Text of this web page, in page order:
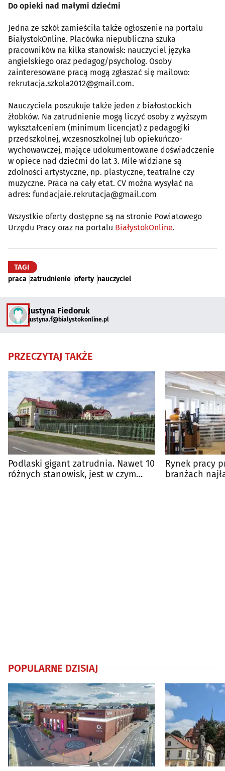
Do opieki nad małymi dziećmi
Jedna ze szkół zamieściła także ogłoszenie na portalu
BiałystokOnline. Placówka niepubliczna szuka
pracowników na kilka stanowisk: nauczyciel języka
angielskiego oraz pedagog/psycholog. Osoby
zainteresowane pracą mogą zgłaszać się mailowo:
rekrutacja.szkola2012@gmail.com.
Nauczyciela poszukuje także jeden z białostockich
żłobków. Na zatrudnienie mogą liczyć osoby z wyższym
wykształceniem (minimum licencjat) z pedagogiki
przedszkolnej, wczesnoszkolnej lub opiekuńczo-
wychowawczej, mające udokumentowane doświadczenie
w opiece nad dziećmi do lat 3. Mile widziane są
zdolności artystyczne, np. plastyczne, teatralne czy
muzyczne. Praca na cały etat. CV można wysyłać na
adres: fundacjaie.rekrutacja@gmail.com
Wszystkie oferty dostępne są na stronie Powiatowego
Urzędu Pracy oraz na portalu BiałystokOnline.
TAGI
praca zatrudnienie oferty nauczyciel
Justyna Fiedoruk
justyna.f@bialystokonline.pl
PRZECZYTAJ TAKŻE
Podlaski gigant zatrudnia. Nawet 10
różnych stanowisk, jest w czym
Rynek pracy
branżach
POPULARNE DZISIAJ